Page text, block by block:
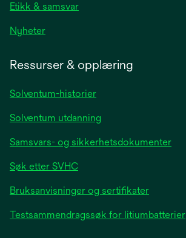
Etikk & samsvar
Nyheteropens
Ressurser & opplæring
Solventum-historier
Solventum utdanning
Samsvars- og sikkerhetsdokumenter
Søk etter SVHC
Bruksanvisninger og sertifikater
Testsammendragssøk for litiumbatterier